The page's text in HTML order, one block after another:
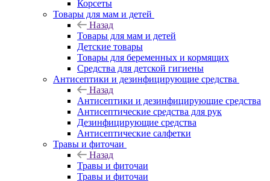
Корсеты
Товары для мам и детей
Назад
Товары для мам и детей
Детские товары
Товары для беременных и кормящих
Средства для детской гигиены
Антисептики и дезинфицирующие средства
Назад
Антисептики и дезинфицирующие средства
Антисептические средства для рук
Дезинфицирующие средства
Антисептические салфетки
Травы и фиточаи
Назад
Травы и фиточаи
Травы и фиточаи